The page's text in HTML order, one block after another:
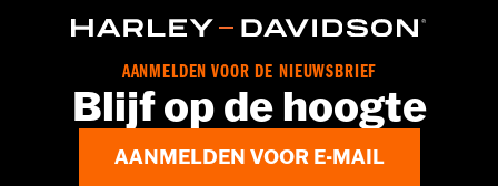
Dimension Description:SCHACHTHOOGTE: 4,5" /
AANMELDEN VOOR DE NIEUWSBRIEF
Blijf op de hoogte
AANMELDEN VOOR E-MAIL